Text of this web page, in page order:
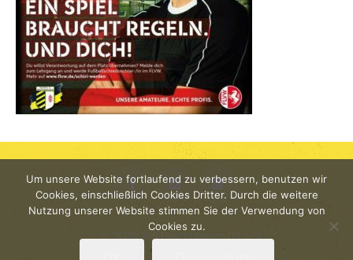
FacebookInstagramInstagram
YouTube
© 2026 TuS Bruchhausen 02 e. V.
Anfahrt
Um unsere Website fortlaufend zu verbessern, benutzen wir
Cookies, einschließlich Cookies Dritter. Durch die weitere
Nutzung unserer Website stimmen Sie der Verwendung von
Cookies zu.